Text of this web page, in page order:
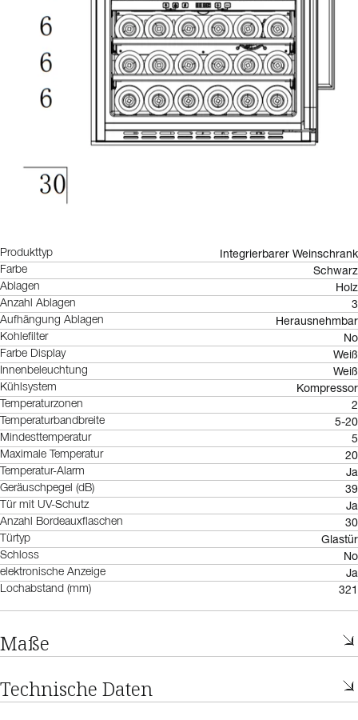
Produkttyp Integrierbarer Weinschrank
Farbe Schwarz
Ablagen Holz
Anzahl Ablagen 3
Aufhängung Ablagen Herausnehmbar
Kohlefilter No
Farbe Display Weiß
Innenbeleuchtung Weiß
Kühlsystem Kompressor
Temperaturzonen 2
Temperaturbandbreite 5-20
Mindesttemperatur 5
Maximale Temperatur 20
Temperatur-Alarm Ja
Geräuschpegel (dB) 39
Tür mit UV-Schutz Ja
Anzahl Bordeauxflaschen 30
Türtyp Glastür
Schloss No
elektronische Anzeige Ja
Lochabstand (mm) 321
Maße
Technische Daten